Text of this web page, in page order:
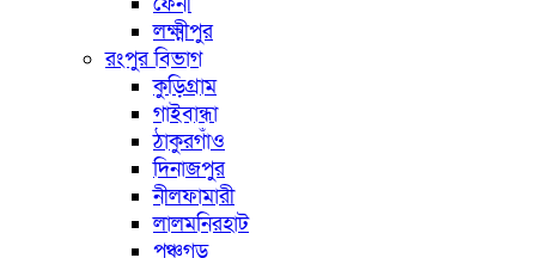
লক্ষ্মীপুর
রংপুর বিভাগ
কুড়িগ্রাম
গাইবান্ধা
ঠাকুরগাঁও
দিনাজপুর
নীলফামারী
লালমনিরহাট
পঞ্চগড়